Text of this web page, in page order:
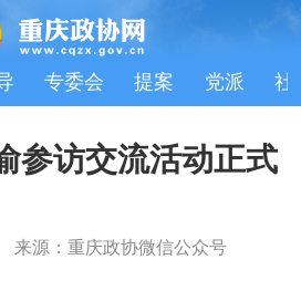
专委会 提案 党派 社
参访交流活动正式
来源：重庆政协微信公众号